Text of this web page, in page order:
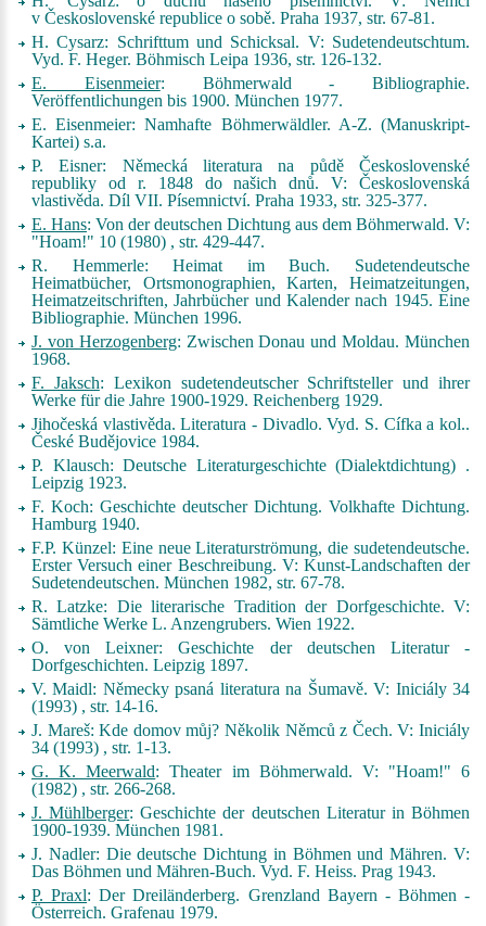
v Československé republice o sobě. Praha 1937, str. 67-81.
H. Cysarz: Schrifttum und Schicksal. V: Sudetendeutschtum.
Vyd. F. Heger. Böhmisch Leipa 1936, str. 126-132.
E. Eisenmeier: Böhmerwald - Bibliographie.
Veröffentlichungen bis 1900. München 1977.
E. Eisenmeier:Namhafte Böhmerwäldler. A-Z. (Manuskript-
Kartei) s.a.
P. Eisner: Německá literatura na půdě Československé
republiky od r. 1848 do našich dnů. V: Československá
vlastivěda. Díl VII. Písemnictví. Praha 1933, str. 325-377.
E. Hans: Von der deutschen Dichtung aus dem Böhmerwald. V:
"Hoam!" 10 (1980) , str. 429-447.
R. Hemmerle:Heimat im Buch. Sudetendeutsche
Heimatbücher, Ortsmonographien, Karten, Heimatzeitungen,
Heimatzeitschriften, Jahrbücher und Kalender nach 1945. Eine
Bibliographie. München 1996.
J. von Herzogenberg: Zwischen Donau und Moldau. München
1968.
F. Jaksch: Lexikon sudetendeutscher Schriftsteller und ihrer
Werke für die Jahre 1900-1929. Reichenberg 1929.
Jihočeská vlastivěda. Literatura - Divadlo. Vyd. S. Cífka a kol..
České Budějovice 1984.
P. Klausch:Deutsche Literaturgeschichte (Dialektdichtung) .
Leipzig 1923.
F. Koch: Geschichte deutscher Dichtung. Volkhafte Dichtung.
Hamburg 1940.
F.P. Künzel: Eine neue Literaturströmung, die sudetendeutsche.
Erster Versuch einer Beschreibung. V: Kunst-Landschaften der
Sudetendeutschen. München 1982, str. 67-78.
R. Latzke: Die literarische Tradition der Dorfgeschichte. V:
Sämtliche Werke L. Anzengrubers. Wien 1922.
O. von Leixner:Geschichte der deutschen Literatur -
Dorfgeschichten. Leipzig 1897.
V. Maidl: Německy psaná literatura na Šumavě. V: Iniciály 34
(1993) , str. 14-16.
J. Mareš: Kde domov můj? Několik Němců z Čech.V: Iniciály
34 (1993) , str. 1-13.
G. K. Meerwald: Theater im Böhmerwald. V: "Hoam!" 6
(1982) , str. 266-268.
J. Mühlberger:Geschichte der deutschen Literatur in Böhmen
1900-1939. München 1981.
J. Nadler: Die deutsche Dichtung in Böhmen und Mähren. V:
Das Böhmen und Mähren-Buch. Vyd. F. Heiss. Prag 1943.
P. Praxl:Der Dreiländerberg. Grenzland Bayern - Böhmen -
Österreich. Grafenau 1979.